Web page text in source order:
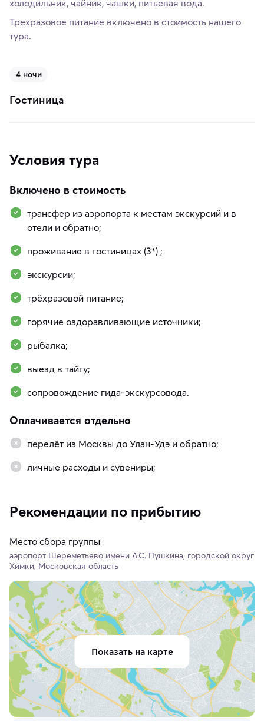
холодильник, чайник, чашки, питьевая вода.
Трехразовое питание включено в стоимость нашего
тура.
4 ночи
Гостиница
Условия тура
Включено в стоимость
трансфер из аэропорта к местам экскурсий и в
отели и обратно;
проживание в гостиницах (3*) ;
экскурсии;
трёхразовой питание;
горячие оздоравливающие источники;
рыбалка;
выезд в тайгу;
сопровождение гида-экскурсовода.
Оплачивается отдельно
перелёт из Москвы до Улан-Удэ и обратно;
личные расходы и сувениры;
Рекомендации по прибытию
Место сбора группы
аэропорт Шереметьево имени А.С. Пушкина, городской округ
Химки, Московская область
Показать на карте